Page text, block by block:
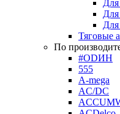
Для
Для
Тяговые
По
#ODИН
555
A-mega
AC/DC